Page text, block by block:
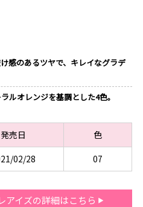
感のあるツヤで、キレイなグラデ
ルオレンジを基調とした4色。
発売日
色
02/28 07
アイズの詳細はこちら